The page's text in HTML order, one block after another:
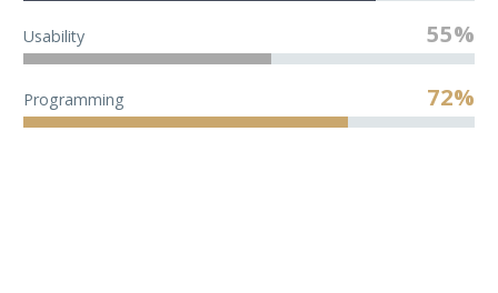
Usability 55%
Programming 72%